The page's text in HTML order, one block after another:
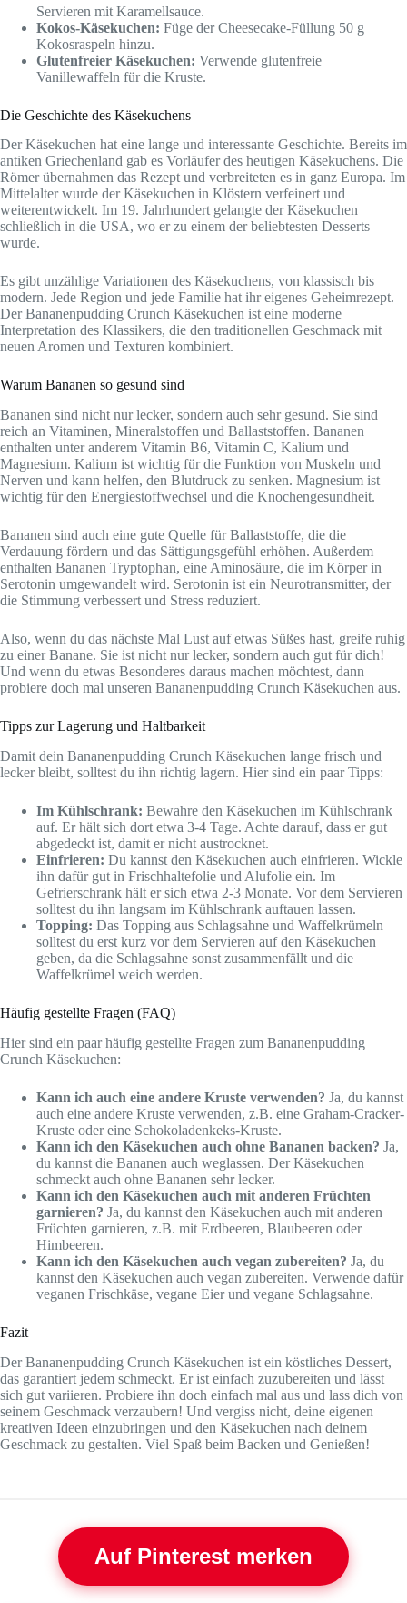
Servieren mit Karamellsauce.
Kokos-Käsekuchen: Füge der Cheesecake-Füllung 50 g
Kokosraspeln hinzu.
Glutenfreier Käsekuchen: Verwende glutenfreie
Vanillewaffeln für die Kruste.
Die Geschichte des Käsekuchens
Der Käsekuchen hat eine lange und interessante Geschichte. Bereits im
antiken Griechenland gab es Vorläufer des heutigen Käsekuchens. Die
Römer übernahmen das Rezept und verbreiteten es in ganz Europa. Im
Mittelalter wurde der Käsekuchen in Klöstern verfeinert und
weiterentwickelt. Im 19. Jahrhundert gelangte der Käsekuchen
schließlich in die USA, wo er zu einem der beliebtesten Desserts
wurde.
Es gibt unzählige Variationen des Käsekuchens, von klassisch bis
modern. Jede Region und jede Familie hat ihr eigenes Geheimrezept.
Der Bananenpudding Crunch Käsekuchen ist eine moderne
Interpretation des Klassikers, die den traditionellen Geschmack mit
neuen Aromen und Texturen kombiniert.
Warum Bananen so gesund sind
Bananen sind nicht nur lecker, sondern auch sehr gesund. Sie sind
reich an Vitaminen, Mineralstoffen und Ballaststoffen. Bananen
enthalten unter anderem Vitamin B6, Vitamin C, Kalium und
Magnesium. Kalium ist wichtig für die Funktion von Muskeln und
Nerven und kann helfen, den Blutdruck zu senken. Magnesium ist
wichtig für den Energiestoffwechsel und die Knochengesundheit.
Bananen sind auch eine gute Quelle für Ballaststoffe, die die
Verdauung fördern und das Sättigungsgefühl erhöhen. Außerdem
enthalten Bananen Tryptophan, eine Aminosäure, die im Körper in
Serotonin umgewandelt wird. Serotonin ist ein Neurotransmitter, der
die Stimmung verbessert und Stress reduziert.
Also, wenn du das nächste Mal Lust auf etwas Süßes hast, greife ruhig
zu einer Banane. Sie ist nicht nur lecker, sondern auch gut für dich!
Und wenn du etwas Besonderes daraus machen möchtest, dann
probiere doch mal unseren Bananenpudding Crunch Käsekuchen aus.
Tipps zur Lagerung und Haltbarkeit
Damit dein Bananenpudding Crunch Käsekuchen lange frisch und
lecker bleibt, solltest du ihn richtig lagern. Hier sind ein paar Tipps:
Im Kühlschrank: Bewahre den Käsekuchen im Kühlschrank
auf. Er hält sich dort etwa 3-4 Tage. Achte darauf, dass er gut
abgedeckt ist, damit er nicht austrocknet.
Einfrieren: Du kannst den Käsekuchen auch einfrieren. Wickle
ihn dafür gut in Frischhaltefolie und Alufolie ein. Im
Gefrierschrank hält er sich etwa 2-3 Monate. Vor dem Servieren
solltest du ihn langsam im Kühlschrank auftauen lassen.
Topping: Das Topping aus Schlagsahne und Waffelkrümeln
solltest du erst kurz vor dem Servieren auf den Käsekuchen
geben, da die Schlagsahne sonst zusammenfällt und die
Waffelkrümel weich werden.
Häufig gestellte Fragen (FAQ)
Hier sind ein paar häufig gestellte Fragen zum Bananenpudding
Crunch Käsekuchen:
Kann ich auch eine andere Kruste verwenden? Ja, du kannst
auch eine andere Kruste verwenden, z.B. eine Graham-Cracker-
Kruste oder eine Schokoladenkeks-Kruste.
Kann ich den Käsekuchen auch ohne Bananen backen? Ja,
du kannst die Bananen auch weglassen. Der Käsekuchen
schmeckt auch ohne Bananen sehr lecker.
Kann ich den Käsekuchen auch mit anderen Früchten
garnieren? Ja, du kannst den Käsekuchen auch mit anderen
Früchten garnieren, z.B. mit Erdbeeren, Blaubeeren oder
Himbeeren.
Kann ich den Käsekuchen auch vegan zubereiten? Ja, du
kannst den Käsekuchen auch vegan zubereiten. Verwende dafür
veganen Frischkäse, vegane Eier und vegane Schlagsahne.
Fazit
Der Bananenpudding Crunch Käsekuchen ist ein köstliches Dessert,
das garantiert jedem schmeckt. Er ist einfach zuzubereiten und lässt
sich gut variieren. Probiere ihn doch einfach mal aus und lass dich von
seinem Geschmack verzaubern! Und vergiss nicht, deine eigenen
kreativen Ideen einzubringen und den Käsekuchen nach deinem
Geschmack zu gestalten. Viel Spaß beim Backen und Genießen!
Auf Pinterest merken